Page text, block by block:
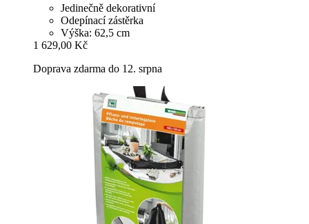
Jedinečně dekorativní
Odepínací zástěrka
Výška: 62,5 cm
1 629,00 Kč
Doprava zdarma do 12. srpna